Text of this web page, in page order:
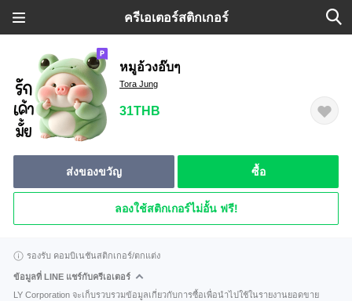
ครีเอเตอร์สติกเกอร์
หมูอ้วงอ๊บๆ
Tora Jung
31THB
ส่งของขวัญ ซื้อ
ลองใช้สติกเกอร์ไม่อั้น ฟรี!
รองรับ คอมบิเนชันสติกเกอร์/ตกแต่ง
ข้อมูลที่ LINE แชร์กับครีเอเตอร์
LY Corporation จะเก็บรวบรวมข้อมูลเกี่ยวกับการซื้อเพื่อนำไปใช้ในรายงานยอดขาย